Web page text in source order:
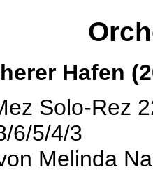
Hafen
Solo-Rez
6/5/4/3
Melinda